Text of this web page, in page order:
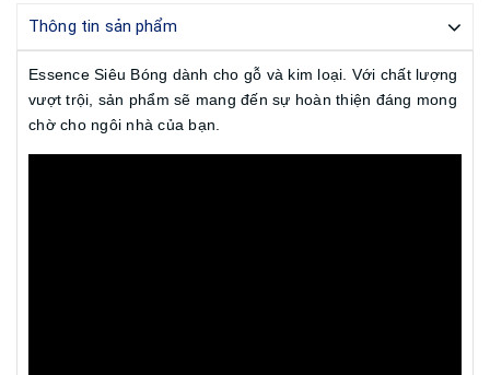
Thông tin sản phẩm
Essence Siêu Bóng dành cho gỗ và kim loại. Với chất lượng
vượt trội, sản phẩm sẽ mang đến sự hoàn thiện đáng mong
chờ cho ngôi nhà của bạn.